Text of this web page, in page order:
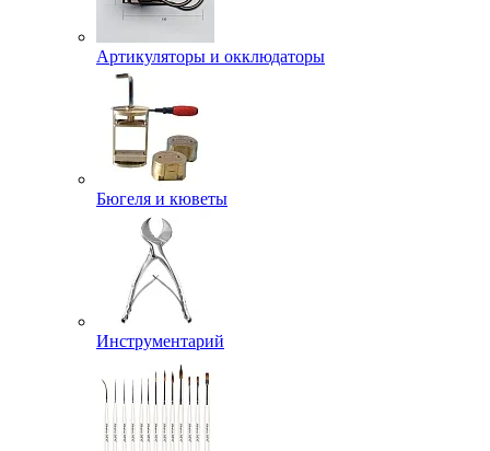
Артикуляторы и окклюдаторы
Бюгеля и кюветы
Инструментарий